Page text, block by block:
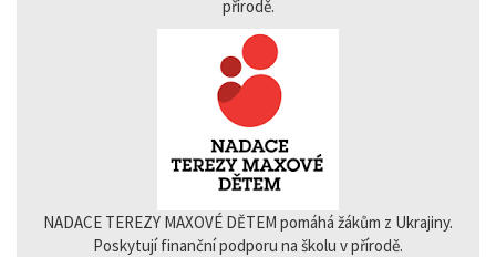
přírodě.
NADACE TEREZY MAXOVÉ DĚTEM pomáhá žákům z Ukrajiny.
Poskytují finanční podporu na školu v přírodě.